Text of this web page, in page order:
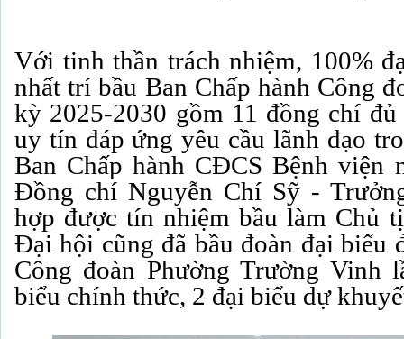
Với tinh thần trách nhiệm, 100%
nhất trí bầu Ban Chấp hành Công
kỳ 2025-2030 gồm 11 đồng chí đủ
uy tín đáp ứng yêu cầu lãnh đạo
Ban Chấp hành CĐCS Bệnh viện
Đồng chí Nguyễn Chí Sỹ -
hợp được tín nhiệm bầu làm Chủ
Đại hội cũng đã bầu đoàn đại
Công đoàn Phường Trường Vinh
biểu chính thức, 2 đại biểu dự